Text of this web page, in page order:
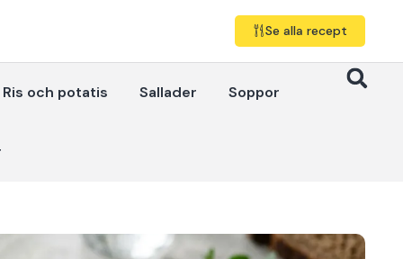
Se alla recept
Ris och potatis Sallader Soppor